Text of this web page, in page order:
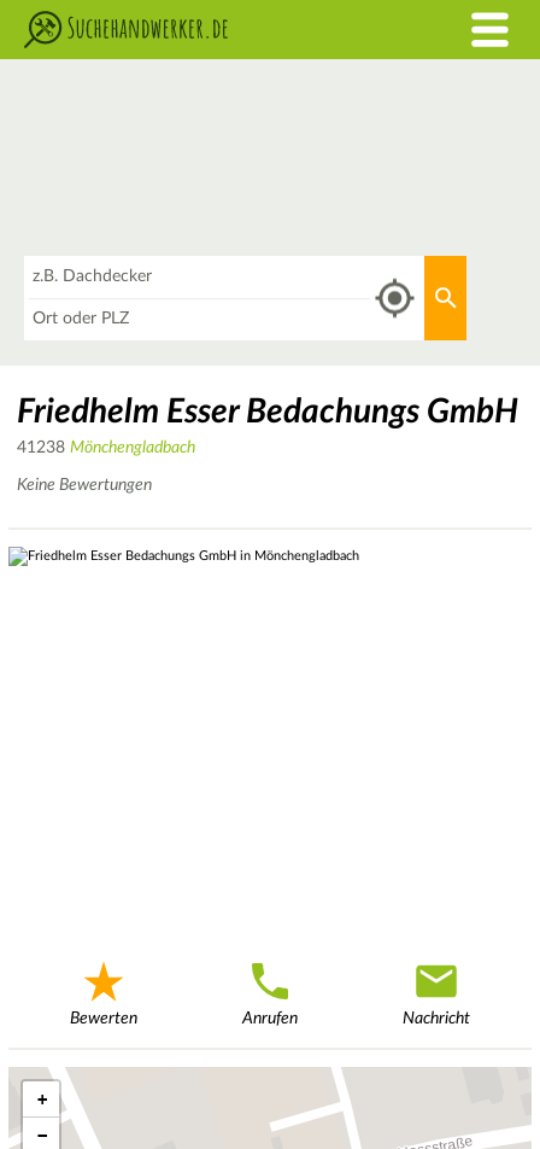
Friedhelm Esser Bedachungs GmbH
41238 Mönchengladbach
Keine Bewertungen
Bewerten Anrufen Nachricht
+
−